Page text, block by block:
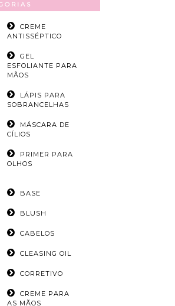
CREME
ANTISSÉPTICO
GEL
ESFOLIANTE PARA
MÃOS
LÁPIS PARA
SOBRANCELHAS
MÁSCARA DE
CÍLIOS
PRIMER PARA
OLHOS
BASE
BLUSH
CABELOS
CLEASING OIL
CORRETIVO
CREME PARA
AS MÃOS